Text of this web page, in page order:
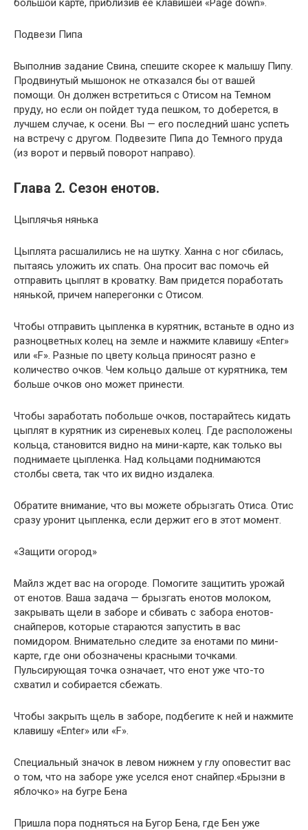
большой карте, приблизив ее клавишей «Page down».
Подвези Пипа
Выполнив задание Свина, спешите скорее к малышу Пипу.
Продвинутый мышонок не отказался бы от вашей
помощи. Он должен встретиться с Отисом на Темном
пруду, но если он пойдет туда пешком, то доберется, в
лучшем случае, к осени. Вы — его последний шанс успеть
на встречу с другом. Подвезите Пипа до Темного пруда
(из ворот и первый поворот направо).
Глава 2. Сезон енотов.
Цыплячья нянька
Цыплята расшалились не на шутку. Ханна с ног сбилась,
пытаясь уложить их спать. Она просит вас помочь ей
отправить цыплят в кроватку. Вам придется поработать
нянькой, причем наперегонки с Отисом.
Чтобы отправить цыпленка в курятник, встаньте в одно из
разноцветных колец на земле и нажмите клавишу «Enter»
или «F». Разные по цвету кольца приносят разно е
количество очков. Чем кольцо дальше от курятника, тем
больше очков оно может принести.
Чтобы заработать побольше очков, постарайтесь кидать
цыплят в курятник из сиреневых колец. Где расположены
кольца, становится видно на мини-карте, как только вы
поднимаете цыпленка. Над кольцами поднимаются
столбы света, так что их видно издалека.
Обратите внимание, что вы можете обрызгать Отиса. Отис
сразу уронит цыпленка, если держит его в этот момент.
«Защити огород»
Майлз ждет вас на огороде. Помогите защитить урожай
от енотов. Ваша задача — брызгать енотов молоком,
закрывать щели в заборе и сбивать с забора енотов-
снайперов, которые стараются запустить в вас
помидором. Внимательно следите за енотами по мини-
карте, где они обозначены красными точками.
Пульсирующая точка означает, что енот уже что-то
схватил и собирается сбежать.
Чтобы закрыть щель в заборе, подбегите к ней и нажмите
клавишу «Enter» или «F».
Специальный значок в левом нижнем у глу оповестит вас
о том, что на заборе уже уселся енот снайпер.«Брызни в
яблочко» на бугре Бена
Пришла пора подняться на Бугор Бена, где Бен уже